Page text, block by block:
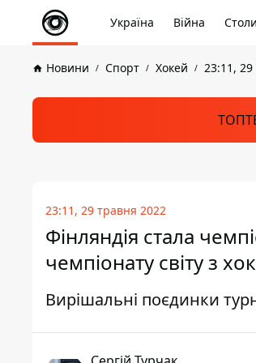
Україна Війна
Новини Спорт Хокей 23:11,
23:11, 29 травня 2022
Фінляндія стала
чемпіонату світу з
Вирішальні поєдинки